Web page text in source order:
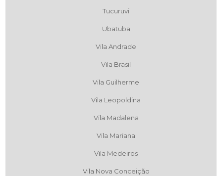
Tucuruvi
Ubatuba
Vila Andrade
Vila Brasil
Vila Guilherme
Vila Leopoldina
Vila Madalena
Vila Mariana
Vila Medeiros
Vila Nova Conceição